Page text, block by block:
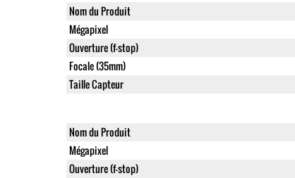
Nom du Produit
Mégapixel
Ouverture (f-stop)
Focale (35mm)
Taille Capteur
Nom du Produit
Mégapixel
Ouverture (f-stop)